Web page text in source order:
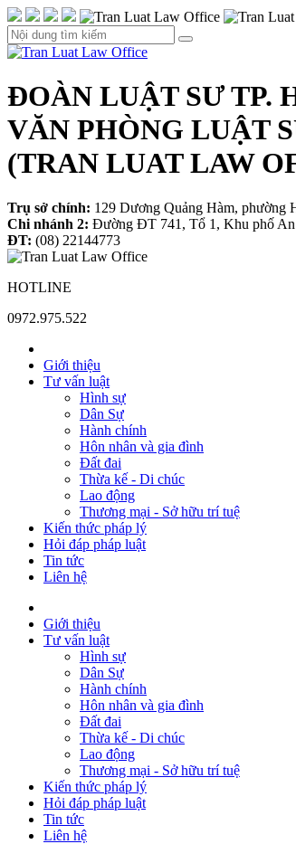
ĐOÀN LUẬT SƯ TP.
VĂN PHÒNG LUẬT
(TRAN LUAT LAW
Trụ sở chính: 129 Dương Quảng Hàm, phường
Chi nhánh 2: Đường ĐT 741, Tổ 1, Khu phố
ĐT: (08) 22144773
HOTLINE
0972.975.522
Giới thiệu
Tư vấn luật
Hình sự
Dân Sự
Hành chính
Hôn nhân và gia đình
Đất đai
Thừa kế - Di chúc
Lao động
Thương mại - Sở hữu trí tuệ
Kiến thức pháp lý
Hỏi đáp pháp luật
Tin tức
Liên hệ
Giới thiệu
Tư vấn luật
Hình sự
Dân Sự
Hành chính
Hôn nhân và gia đình
Đất đai
Thừa kế - Di chúc
Lao động
Thương mại - Sở hữu trí tuệ
Kiến thức pháp lý
Hỏi đáp pháp luật
Tin tức
Liên hệ